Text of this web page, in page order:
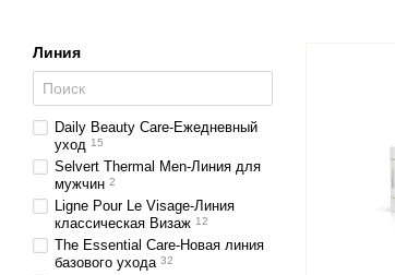
Линия
Daily Beauty Care-Ежедневный
уход 15
Selvert Thermal Men-Линия для
мужчин 2
Ligne Pour Le Visage-Линия
классическая Визаж 12
The Essential Care-Новая линия
базового ухода 32